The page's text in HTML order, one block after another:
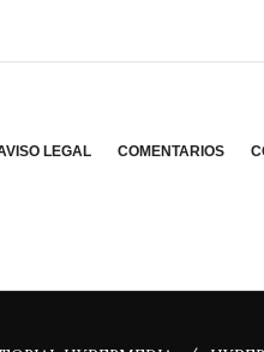
LEGAL COMENTARIOS